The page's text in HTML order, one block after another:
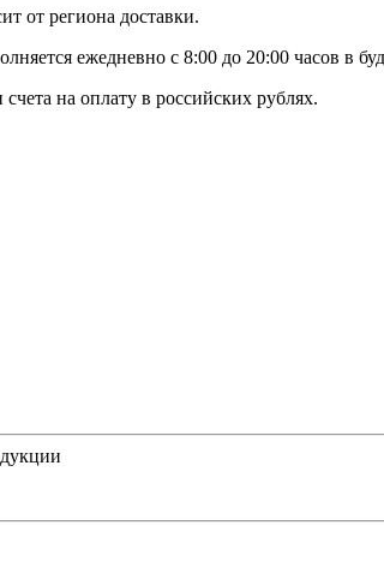
от региона доставки.
ежедневно с 8:00 до 20:00 часов в
на оплату в российских рублях.